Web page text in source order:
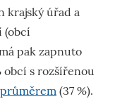
krajský úřad a
(obcí
pak zapnuto
obcí s rozšířenou
(37 %).